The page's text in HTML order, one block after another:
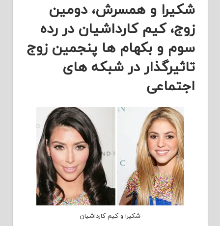
شکیرا و همسرش، دومین
زوج، کیم کارداشیان در رده
سوم و بکهام ها پنجمین زوج
تاثیرگذار در شبکه های
اجتماعی
شکیرا و کیم کارداشیان